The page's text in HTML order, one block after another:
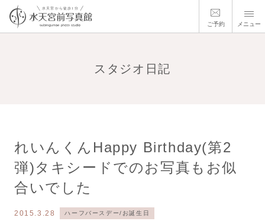
ご予約 メニュー
スタジオ日記
れいんくんHappy Birthday(第2
弾)タキシードでのお写真もお似
合いでした
2015.3.28 ハーフバースデー/お誕生日